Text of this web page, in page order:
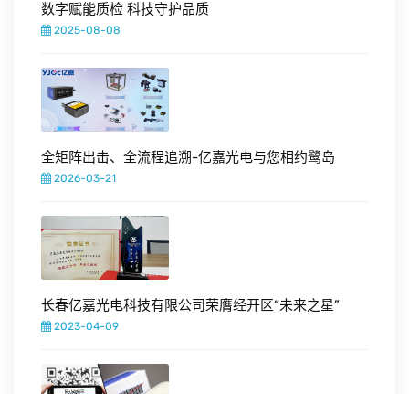
数字赋能质检 科技守护品质
2025-08-08
全矩阵出击、全流程追溯-亿嘉光电与您相约鹭岛
2026-03-21
长春亿嘉光电科技有限公司荣膺经开区“未来之星”
2023-04-09